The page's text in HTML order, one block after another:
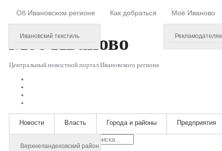
Об Ивановском регионе
Ивановский текстиль
Как добраться Моё Иваново
МоёИваново
Центральный новостной портал Ивановского региона
Новости
Верхнеландеховский район
Власть Города и районы Предприятия